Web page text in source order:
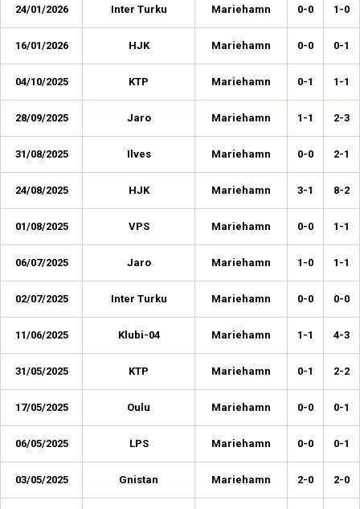
24/01/2026 Inter Turku Mariehamn 0-0 1-0
16/01/2026 HJK Mariehamn 0-0 0-1
04/10/2025 KTP Mariehamn 0-1 1-1
28/09/2025 Jaro Mariehamn 1-1 2-3
31/08/2025 Ilves Mariehamn 0-0 2-1
24/08/2025 HJK Mariehamn 3-1 8-2
01/08/2025 VPS Mariehamn 0-0 1-1
06/07/2025 Jaro Mariehamn 1-0 1-1
02/07/2025 Inter Turku Mariehamn 0-0 0-0
11/06/2025 Klubi-04 Mariehamn 1-1 4-3
31/05/2025 KTP Mariehamn 0-1 2-2
17/05/2025 Oulu Mariehamn 0-0 0-1
06/05/2025 LPS Mariehamn 0-0 0-1
03/05/2025 Gnistan Mariehamn 2-0 2-0